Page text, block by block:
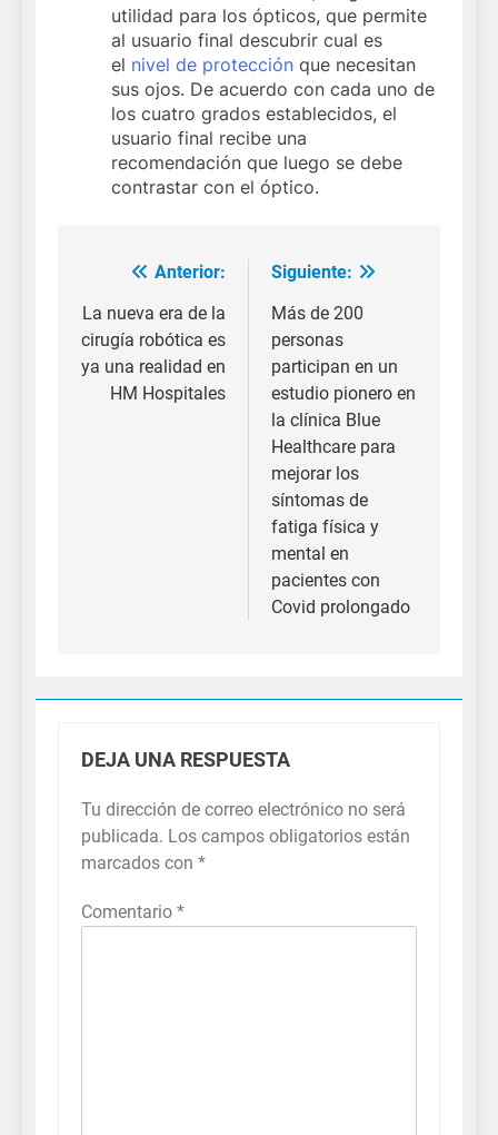
utilidad para los ópticos, que permite
al usuario final descubrir cual es
el nivel de protección que necesitan
sus ojos. De acuerdo con cada uno de
los cuatro grados establecidos, el
usuario final recibe una
recomendación que luego se debe
contrastar con el óptico.
Navegación
de
entradas
Anterior:
La nueva era de la
cirugía robótica es
ya una realidad en
HM Hospitales
Siguiente:
Más de 200
personas
participan en un
estudio pionero en
la clínica Blue
Healthcare para
mejorar los
síntomas de
fatiga física y
mental en
pacientes con
Covid prolongado
DEJA UNA RESPUESTA
Tu dirección de correo electrónico no será
publicada. Los campos obligatorios están
marcados con *
Comentario *